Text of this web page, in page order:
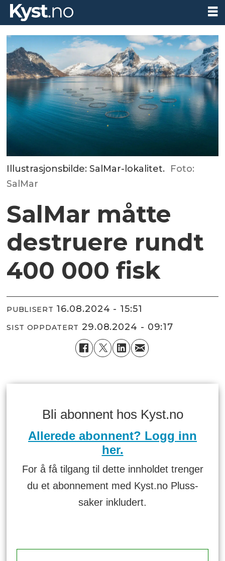
Illustrasjonsbilde: SalMar-lokalitet. Foto:
SalMar
SalMar måtte
destruere rundt
400 000 fisk
PUBLISERT 16.08.2024 - 15:51
SIST OPPDATERT 29.08.2024 - 09:17
Bli abonnent hos Kyst.no
Allerede abonnent? Logg inn
her.
For å få tilgang til dette innholdet trenger
du et abonnement med Kyst.no Pluss-
saker inkludert.